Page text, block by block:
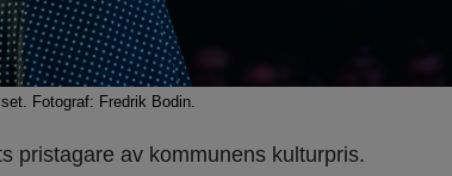
Fotograf: Fredrik Bodin.
pristagare av kommunens kulturpris.